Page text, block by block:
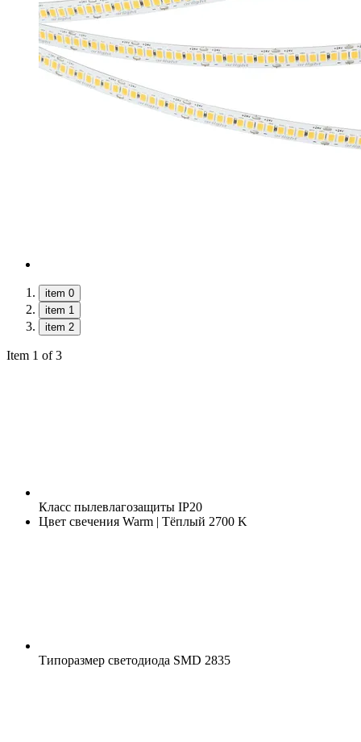
item 0
item 1
item 2
Item 1 of 3
Класс пылевлагозащиты IP20
Цвет свечения Warm | Тёплый 2700 K
Типоразмер светодиода SMD 2835